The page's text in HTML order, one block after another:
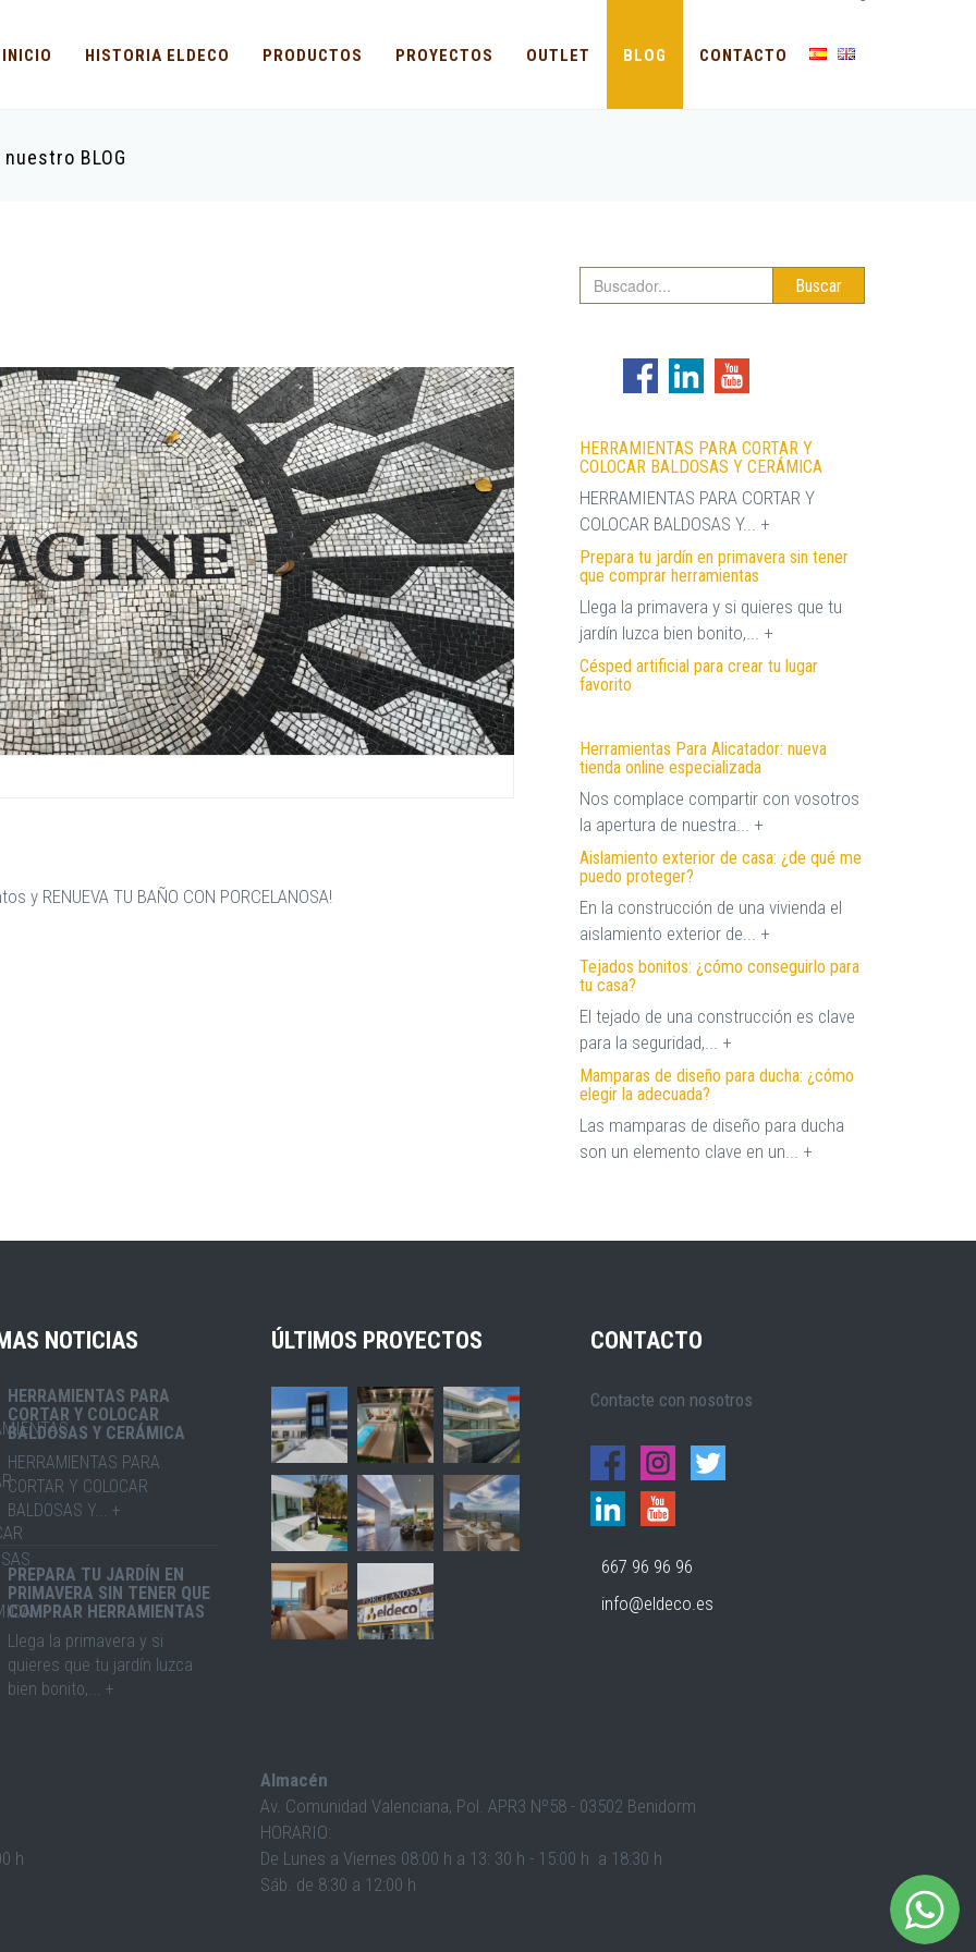
INICIO HISTORIA ELDECO PRODUCTOS PROYECTOS OUTLET BLOG CONTACTO
BLOG
y RENUEVA TU BAÑO CON PORCELANOSA!
Buscar
HERRAMIENTAS PARA CORTAR Y
COLOCAR BALDOSAS Y CERÁMICA
HERRAMIENTAS PARA CORTAR Y
COLOCAR BALDOSAS Y... +
Prepara tu jardín en primavera sin tener
que comprar herramientas
Llega la primavera y si quieres que tu
jardín luzca bien bonito,... +
Césped artificial para crear tu lugar
favorito
Herramientas Para Alicatador: nueva
tienda online especializada
Nos complace compartir con vosotros
la apertura de nuestra... +
Aislamiento exterior de casa: ¿de qué me
puedo proteger?
En la construcción de una vivienda el
aislamiento exterior de... +
Tejados bonitos: ¿cómo conseguirlo para
tu casa?
El tejado de una construcción es clave
para la seguridad,... +
Mamparas de diseño para ducha: ¿cómo
elegir la adecuada?
Las mamparas de diseño para ducha
son un elemento clave en un... +
NOTICIAS
HERRAMIENTAS PARA
CORTAR Y COLOCAR
BALDOSAS Y CERÁMICA
HERRAMIENTAS PARA
CORTAR Y COLOCAR
BALDOSAS Y... +
PREPARA TU JARDÍN EN
PRIMAVERA SIN TENER QUE
COMPRAR HERRAMIENTAS
Llega la primavera y si
quieres que tu jardín luzca
bien bonito,... +
ÚLTIMOS PROYECTOS CONTACTO
Contacte con nosotros
667 96 96 96
info@eldeco.es
h
Almacén
Av. Comunidad Valenciana, Pol. APR3 Nº58 - 03502 Benidorm
HORARIO:
De Lunes a Viernes 08:00 h a 13: 30 h - 15:00 h a 18:30 h
Sáb. de 8:30 a 12:00 h